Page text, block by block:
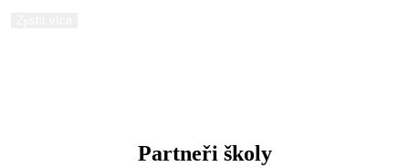
Partneři školy